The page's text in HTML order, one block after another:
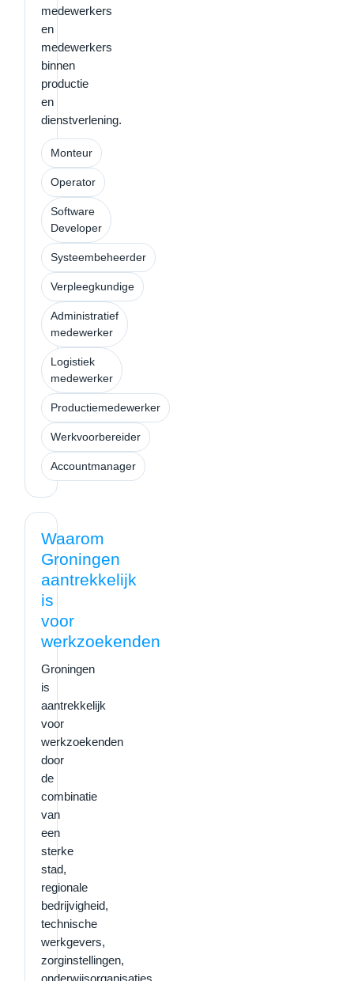
medewerkers
en
medewerkers
binnen
productie
en
dienstverlening.
Monteur
Operator
Software
Developer
Systeembeheerder
Verpleegkundige
Administratief
medewerker
Logistiek
medewerker
Productiemedewerker
Werkvoorbereider
Accountmanager
Waarom
Groningen
aantrekkelijk
is
voor
werkzoekenden
Groningen
is
aantrekkelijk
voor
werkzoekenden
door
de
combinatie
van
een
sterke
stad,
regionale
bedrijvigheid,
technische
werkgevers,
zorginstellingen,
onderwijsorganisaties